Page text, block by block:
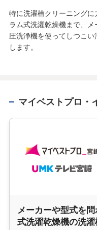
特に洗濯槽クリーニング
ラム式洗濯乾燥機まで、
圧洗浄機を使ってしつこ
します。
マイベストプロ・
メーカーや型式を
式洗濯乾燥機の洗